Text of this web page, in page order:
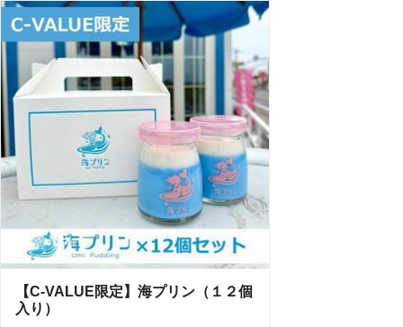
【C-VALUE限定】海プリン（１２個
入り）